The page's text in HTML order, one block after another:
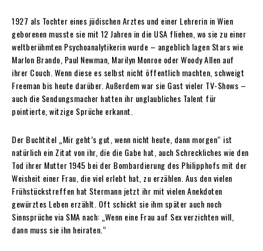
1927 als Tochter eines jüdischen Arztes und einer Lehrerin in Wien
geborenen musste sie mit 12 Jahren in die USA fliehen, wo sie zu einer
weltberühmten Psychoanalytikerin wurde – angeblich lagen Stars wie
Marlon Brando, Paul Newman, Marilyn Monroe oder Woody Allen auf
ihrer Couch. Wenn diese es selbst nicht öffentlich machten, schweigt
Freeman bis heute darüber. Außerdem war sie Gast vieler TV-Shows –
auch die Sendungsmacher hatten ihr unglaubliches Talent für
pointierte, witzige Sprüche erkannt.
Der Buchtitel „Mir geht’s gut, wenn nicht heute, dann morgen“ ist
natürlich ein Zitat von ihr, die die Gabe hat, auch Schreckliches wie den
Tod ihrer Mutter 1945 bei der Bombardierung des Philipphofs mit der
Weisheit einer Frau, die viel erlebt hat, zu erzählen. Aus den vielen
Frühstückstreffen hat Stermann jetzt ihr mit vielen Anekdoten
gewürztes Leben erzählt. Oft schickt sie ihm später auch noch
Sinnsprüche via SMA nach: „Wenn eine Frau auf Sex verzichten will,
dann muss sie ihn heiraten.“